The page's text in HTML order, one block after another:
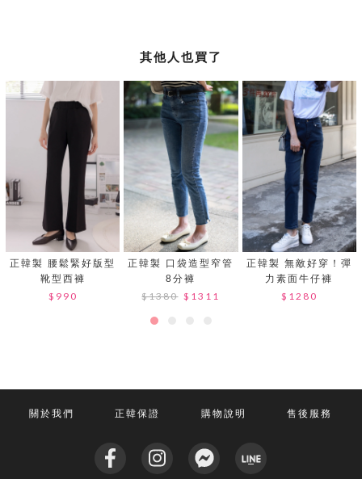
其他人也買了
正韓製 腰鬆緊好版型
靴型西褲
$990
正韓製 口袋造型窄管
8分褲
$1380 $1311
正韓製 無敵好穿！彈
力素面牛仔褲
$1280
關於我們 正韓保證 購物說明 售後服務